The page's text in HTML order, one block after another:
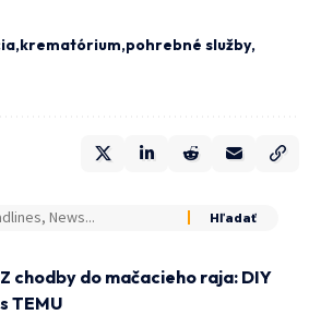
krematórium pohrebné služby
Z chodby do mačacieho raja: DIY
s TEMU